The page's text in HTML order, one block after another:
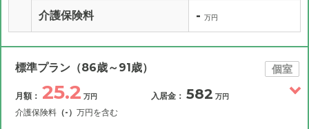
介護保険料 - 万円
標準プラン（86歳～91歳） 個室
月額： 25.2 万円
介護保険料 （-） 万円を含む
入居金： 582 万円